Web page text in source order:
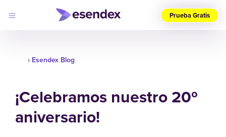
país
Productos
Soluciones
Desarrolladores
Precios
Log
Prueba Gratis
‹ Esendex Blog
¡Celebramos nuestro 20º
aniversario!